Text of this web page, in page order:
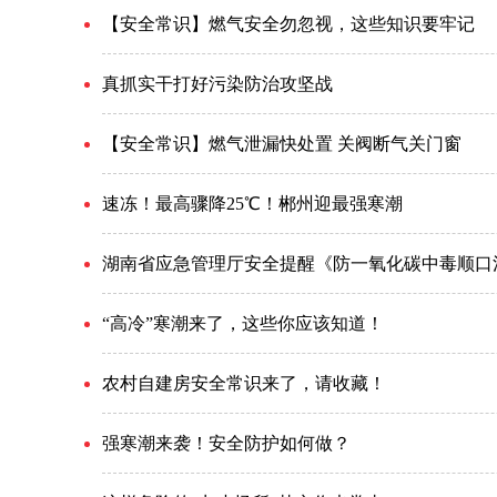
【安全常识】燃气安全勿忽视，这些知识要牢记
真抓实干打好污染防治攻坚战
【安全常识】燃气泄漏快处置 关阀断气关门窗
速冻！最高骤降25℃！郴州迎最强寒潮
湖南省应急管理厅安全提醒《防一氧化碳中毒顺口
“高冷”寒潮来了，这些你应该知道！
农村自建房安全常识来了，请收藏！
强寒潮来袭！安全防护如何做？